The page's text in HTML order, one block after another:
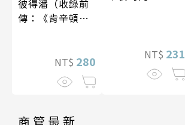
彼得潘（收錄前
傳：《肯辛頓花
NT$ 280 NT$ 231
商管最新